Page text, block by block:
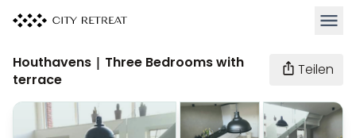
Houthavens | Three Bedrooms with
terrace
Teilen